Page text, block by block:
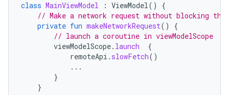
class MainViewModel : ViewModel()
{
// Make a network request without blocking the
private fun makeNetworkRequest()
{
// launch a coroutine in viewModelScope
viewModelScope. launch
{
remoteApi . slowFetch()
...
}
}